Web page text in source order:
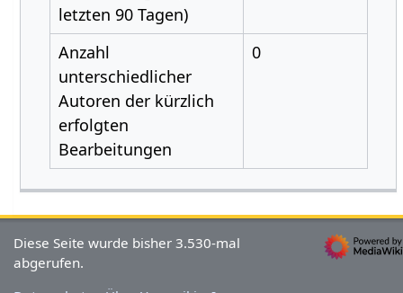
letzten 90 Tagen)
Anzahl
unterschiedlicher
Autoren der kürzlich
erfolgten
Bearbeitungen
0
Diese Seite wurde bisher 3.530-mal
abgerufen.